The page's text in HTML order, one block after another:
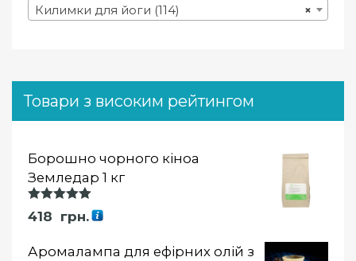
×
Килимки для йоги (114)
Товари з високим рейтингом
Борошно чорного кіноа
Земледар 1 кг
Оцінка
5.00із 5
418 грн.
Аромалампа для ефірних олій з